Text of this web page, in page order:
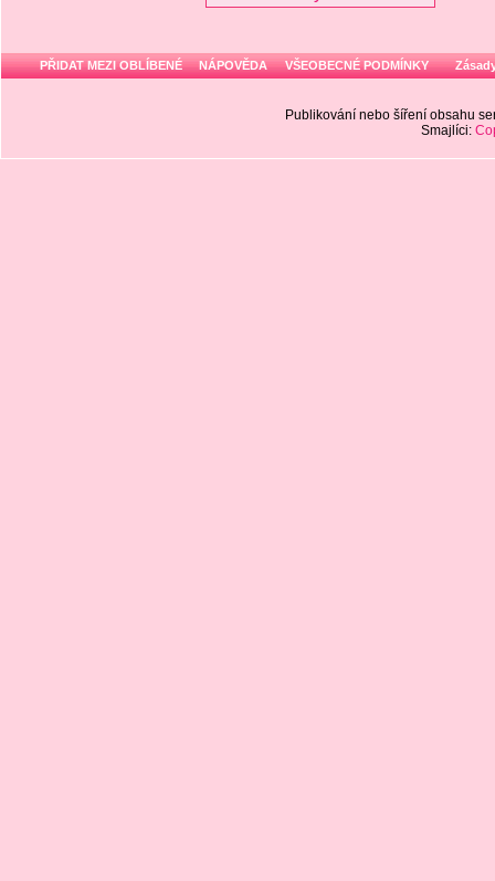
PŘIDAT MEZI OBLÍBENÉ NÁPOVĚDA VŠEOBECNÉ PODMÍNKY
Publikování nebo šíření obsahu
Smajlíci: